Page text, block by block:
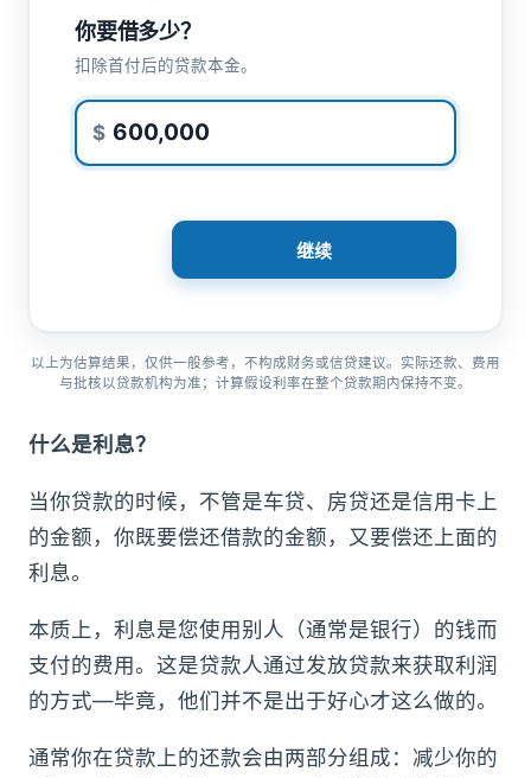
你要借多少？
扣除首付后的贷款本金。
$
继续
以上为估算结果，仅供一般参考，不构成财务或信贷建议。实际还款、费用
与批核以贷款机构为准；计算假设利率在整个贷款期内保持不变。
什么是利息？
当你贷款的时候，不管是车贷、房贷还是信用卡上
的金额，你既要偿还借款的金额，又要偿还上面的
利息。
本质上，利息是您使用别人（通常是银行）的钱而
支付的费用。这是贷款人通过发放贷款来获取利润
的方式—毕竟，他们并不是出于好心才这么做的。
通常你在贷款上的还款会由两部分组成：减少你的